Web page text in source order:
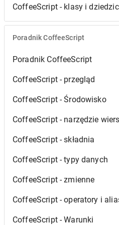
CoffeeScript - klasy i
Poradnik CoffeeScript
Poradnik CoffeeScript
CoffeeScript - przegląd
CoffeeScript - Środowisko
CoffeeScript - narzędzie
CoffeeScript - składnia
CoffeeScript - typy danych
CoffeeScript - zmienne
CoffeeScript - operatory i
CoffeeScript - Warunki